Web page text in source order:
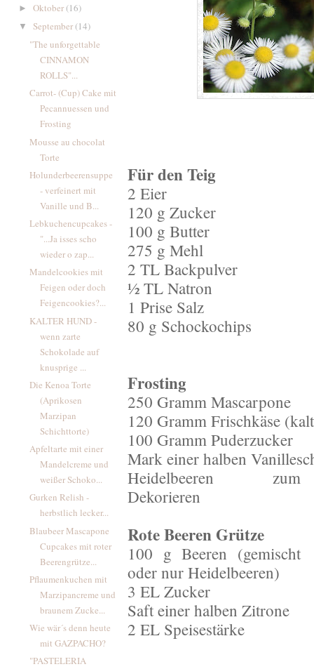
► Oktober(16)
▼ September(14)
"The unforgettable
CINNAMON
ROLLS"...
Carrot- (Cup) Cake mit
Pecannuessen und
Frosting
Mousse au chocolat
Torte
Holunderbeerensuppe
- verfeinert mit
Vanille und B...
Lebkuchencupcakes -
"...Ja isses scho
wieder o zap...
Mandelcookies mit
Feigen oder doch
Feigencookies?...
KALTER HUND -
wenn zarte
Schokolade auf
knusprige ...
Die Kenoa Torte
(Aprikosen
Marzipan
Schichttorte)
Apfeltarte mit einer
Mandelcreme und
weißer Schoko...
Gurken Relish -
herbstlich lecker...
Blaubeer Mascapone
Cupcakes mit roter
Beerengrütze...
Pflaumenkuchen mit
Marzipancreme und
braunem Zucke...
Wie wär´s denn heute
mit GAZPACHO?
"PASTELERIA
Für den Teig
2 Eier
120 g Zucker
100 g Butter
275 g Mehl
2 TL Backpulver
½ TL Natron
1 Prise Salz
80 g Schockochips
Frosting
250 Gramm Mascarpone
120 Gramm Frischkäse
100 Gramm Puderzucker
Mark einer halben
Heidelbeeren zum
Dekorieren
Rote Beeren Grütze
100 g Beeren (gemischt
oder nur Heidelbeeren)
3 EL Zucker
Saft einer halben Zitrone
2 EL Speisestärke